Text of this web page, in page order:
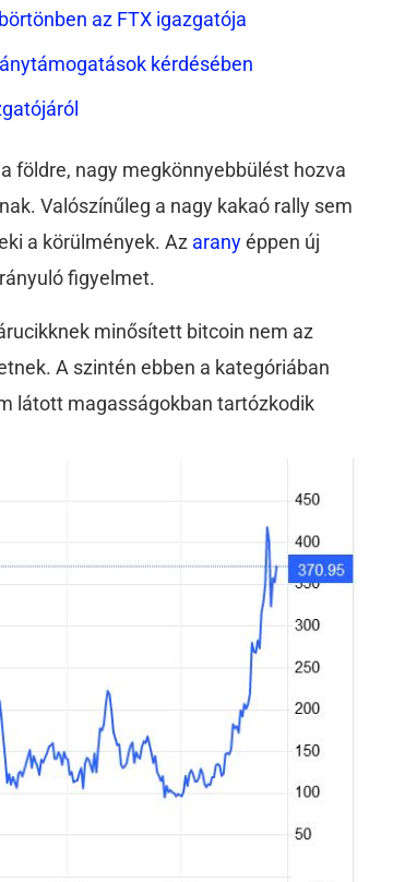
az FTX igazgatója
kérdésében
földre, nagy megkönnyebbülést hozva
Valószínűleg a nagy kakaó rally sem
a körülmények. Az aranyéppen új
figyelmet.
minősített bitcoin nem az
A szintén ebben a kategóriában
látott magasságokban tartózkodik